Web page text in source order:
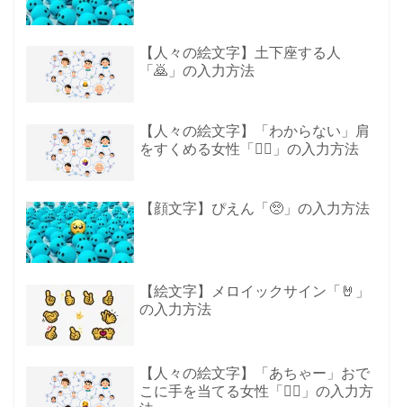
【人々の絵文字】土下座する人
「🙇」の入力方法
【人々の絵文字】「わからない」肩
をすくめる女性「🤷‍♀️」の入力方法
【顔文字】ぴえん「🥺」の入力方法
【絵文字】メロイックサイン「🤘」
の入力方法
【人々の絵文字】「あちゃー」おで
こに手を当てる女性「🤦‍♀️」の入力方